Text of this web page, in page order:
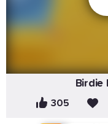
Birdie
305